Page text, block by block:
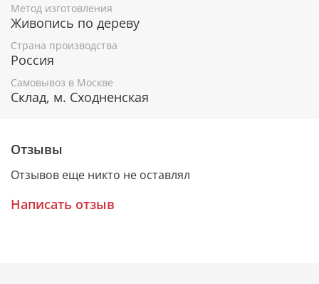
Гарантия подлинности
К каждому живописному образу прикладывается
номерное свидетельство, в котором подробно
расписана вся информация об иконе:
Церкви.
Подарочная упаковка
Метод изготовления
Живопись по дереву
Страна производства
Россия
Самовывоз в Москве
Склад, м. Сходненская
Отзывы
Отзывов еще никто не оставлял
Написать отзыв